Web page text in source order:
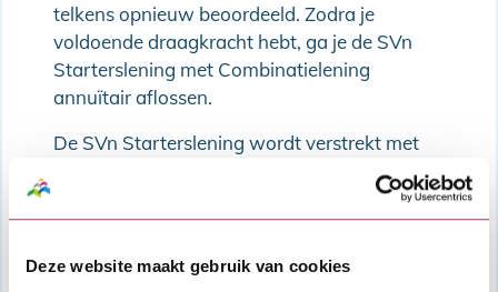
Deze website maakt gebruik van cookies
telkens opnieuw beoordeeld. Zodra je
voldoende draagkracht hebt, ga je de SVn
Starterslening met Combinatielening
annuïtair aflossen.
De SVn Starterslening wordt verstrekt met